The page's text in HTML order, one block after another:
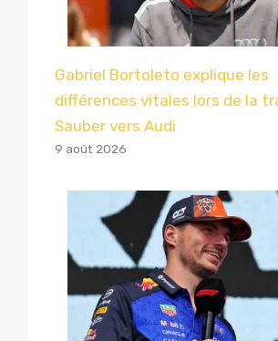
Gabriel Bortoleto explique les
différences vitales lors de la
Sauber vers Audi
9 août 2026